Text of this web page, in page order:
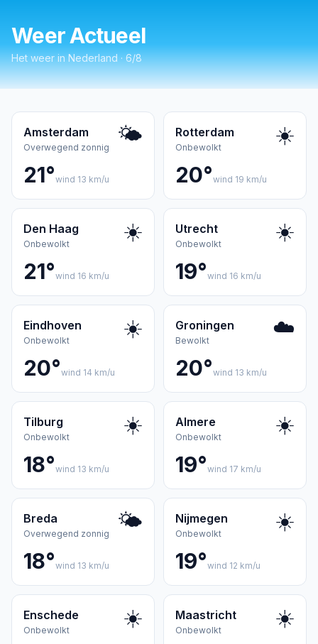
Weer Actueel
Het weer in Nederland · 6/8
Amsterdam
Overwegend zonnig
🌤️
21°wind 13 km/u
Rotterdam
Onbewolkt
☀️
20°wind 19 km/u
Den Haag
Onbewolkt
☀️
21°wind 16 km/u
Utrecht
Onbewolkt
☀️
19°wind 16 km/u
Eindhoven
Onbewolkt
☀️
20°wind 14 km/u
Groningen
Bewolkt
☁️
20°wind 13 km/u
Tilburg
Onbewolkt
☀️
18°wind 13 km/u
Almere
Onbewolkt
☀️
19°wind 17 km/u
Breda
Overwegend zonnig
🌤️
18°wind 13 km/u
Nijmegen
Onbewolkt
☀️
19°wind 12 km/u
Enschede
Onbewolkt
☀️
Maastricht
Onbewolkt
☀️